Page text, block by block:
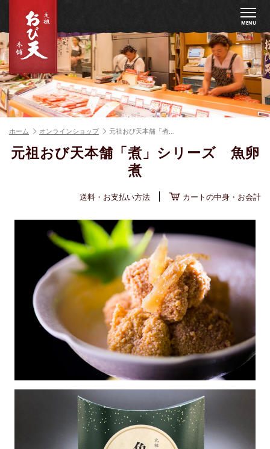
MENU
ホーム オンラインショップ 元祖おび天本舗「煮…
元祖おび天本舗「煮」シリーズ 魚卵
煮
送料・お支払い方法 カートの中身・お会計